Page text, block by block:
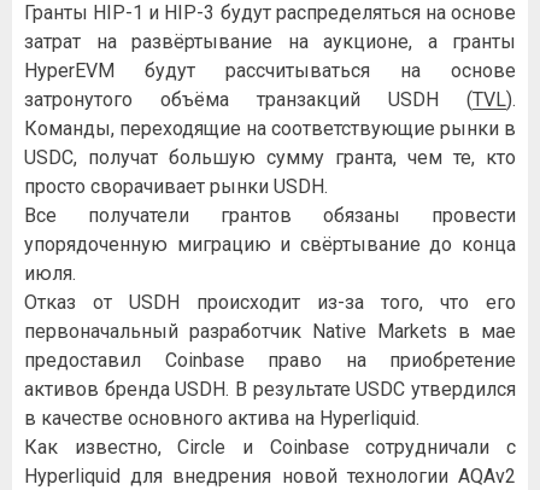
Гранты HIP-1 и HIP-3 будут распределяться на основе
затрат на развёртывание на аукционе, а гранты
HyperEVM будут рассчитываться на основе
затронутого объёма транзакций USDH (TVL).
Команды, переходящие на соответствующие рынки в
USDC, получат большую сумму гранта, чем те, кто
просто сворачивает рынки USDH.
Все получатели грантов обязаны провести
упорядоченную миграцию и свёртывание до конца
июля.
Отказ от USDH происходит из-за того, что его
первоначальный разработчик Native Markets в мае
предоставил Coinbase право на приобретение
активов бренда USDH. В результате USDC утвердился
в качестве основного актива на Hyperliquid.
Как известно, Circle и Coinbase сотрудничали с
Hyperliquid для внедрения новой технологии AQAv2